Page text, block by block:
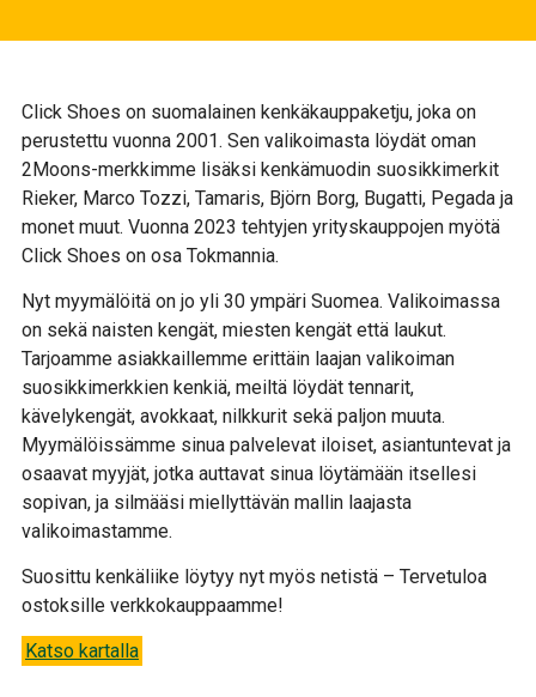
Click Shoes on suomalainen kenkäkauppaketju, joka on
perustettu vuonna 2001. Sen valikoimasta löydät oman
2Moons-merkkimme lisäksi kenkämuodin suosikkimerkit
Rieker, Marco Tozzi, Tamaris, Björn Borg, Bugatti, Pegada ja
monet muut. Vuonna 2023 tehtyjen yrityskauppojen myötä
Click Shoes on osa Tokmannia.
Nyt myymälöitä on jo yli 30 ympäri Suomea. Valikoimassa
on sekä naisten kengät, miesten kengät että laukut.
Tarjoamme asiakkaillemme erittäin laajan valikoiman
suosikkimerkkien kenkiä, meiltä löydät tennarit,
kävelykengät, avokkaat, nilkkurit sekä paljon muuta.
Myymälöissämme sinua palvelevat iloiset, asiantuntevat ja
osaavat myyjät, jotka auttavat sinua löytämään itsellesi
sopivan, ja silmääsi miellyttävän mallin laajasta
valikoimastamme.
Suosittu kenkäliike löytyy nyt myös netistä – Tervetuloa
ostoksille verkkokauppaamme!
Katso kartalla